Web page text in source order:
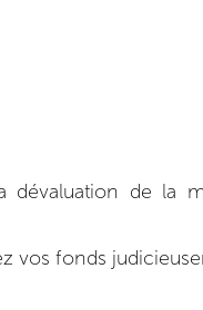
dévaluation de la
vos fonds